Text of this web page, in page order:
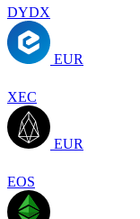
DYDX
EUR
XEC
EUR
EOS